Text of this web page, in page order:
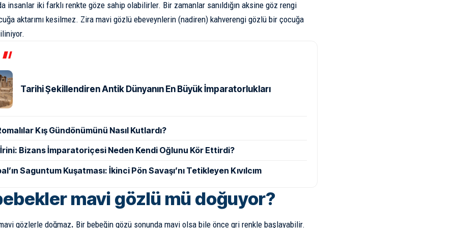
insanlar iki farklı renkte göze sahip olabilirler. Bir zamanlar sanıldığın aksine göz rengi
aktarımı kesilmez. Zira mavi gözlü ebeveynlerin (nadiren) kahverengi gözlü bir çocuğa
Tarihi Şekillendiren Antik Dünyanın En Büyük İmparatorlukları
Kış Gündönümünü Nasıl Kutlardı?
İrini: Bizans İmparatoriçesi Neden Kendi Oğlunu Kör Ettirdi?
Saguntum Kuşatması: İkinci Pön Savaşı’nı Tetikleyen Kıvılcım
mavi gözlü mü doğuyor?
gözlerle doğmaz. Bir bebeğin gözü sonunda mavi olsa bile önce gri renkle başlayabilir.